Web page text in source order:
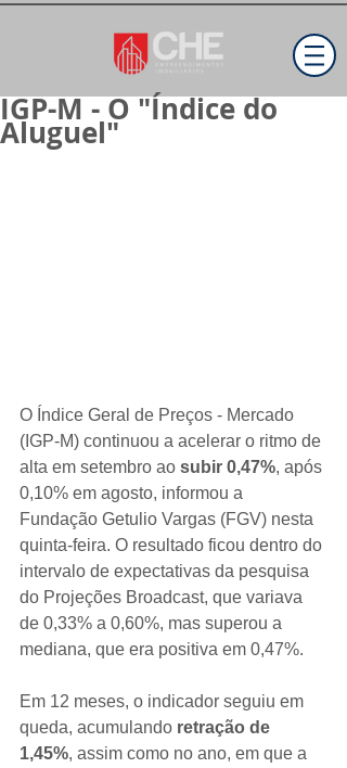
IGP-M - O "Índice do
Aluguel"
O Índice Geral de Preços - Mercado
(IGP-M) continuou a acelerar o ritmo de
alta em setembro ao subir 0,47%, após
0,10% em agosto, informou a
Fundação Getulio Vargas (FGV) nesta
quinta-feira. O resultado ficou dentro do
intervalo de expectativas da pesquisa
do Projeções Broadcast, que variava
de 0,33% a 0,60%, mas superou a
mediana, que era positiva em 0,47%.
Em 12 meses, o indicador seguiu em
queda, acumulando retração de
1,45%, assim como no ano, em que a